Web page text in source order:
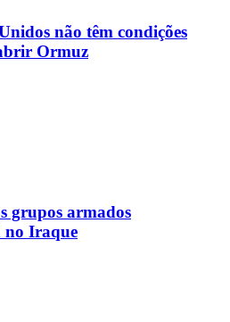
não têm condições
Ormuz
grupos armados
no Iraque